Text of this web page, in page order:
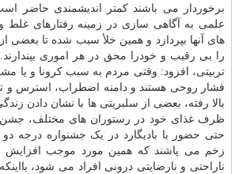
برخوردار می باشند کمتر اندیشمندی حاضر
علمی به آگاهی سازی در زمینه رفتارهای غلط
های آنها بپردازد و همین خلأ سبب شده تا بعضی
را بی رقیب و خودرا محق در هر اموری
تربیتی، افزود: وقتی مردم به سبب کرونا و یا
فشار روحی هستند و دامنه اضطراب، استرس و
بالا رفته، بعضی از سلبریتی ها با نشان دادن
ظرف غذای خود در رستوران های مختلف، جشن
حتی حضور با بادیگارد در یک جشنواره درجه
زخم می پاشند که همین مورد موجب افزایش
ناراحتی و نارضایتی درونی افراد می شود،